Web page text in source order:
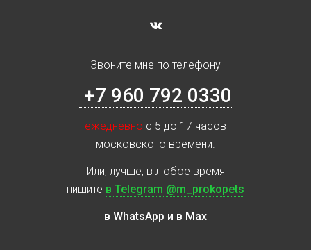
Звоните мне по телефону
+7 960 792 0330
ежедневно с 5 до 17 часов
московского времени.
Или, лучше, в любое время
пишите в Telegram @m_prokopets
в WhatsApp и в Max